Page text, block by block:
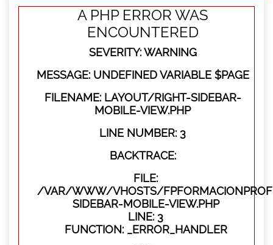
A PHP ERROR WAS
ENCOUNTERED
SEVERITY: WARNING
MESSAGE: UNDEFINED VARIABLE $PAGE
FILENAME: LAYOUT/RIGHT-SIDEBAR-
MOBILE-VIEW.PHP
LINE NUMBER: 3
BACKTRACE:
FILE:
/VAR/WWW/VHOSTS/
SIDEBAR-MOBILE-VIEW.PHP
LINE: 3
FUNCTION: _ERROR_HANDLER